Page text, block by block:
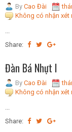
By Cao Đài
Không có nhận xét
Share:
Đàn Bá Nhựt I
By Cao Đài
Không có nhận xét
Share: